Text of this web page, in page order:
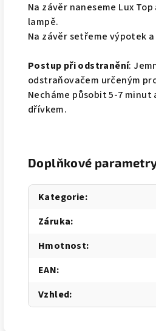
Na závěr naneseme Lux
lampě.
Na závěr setřeme výpotek
Postup při odstranění:
odstraňovačem určeným
Necháme působit 5-7
dřívkem.
Doplňkové
Kategorie:
Záruka:
Hmotnost:
EAN:
Vzhled: